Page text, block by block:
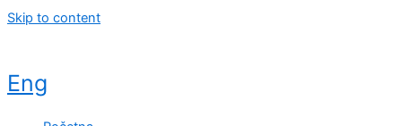
Skip to content
Eng